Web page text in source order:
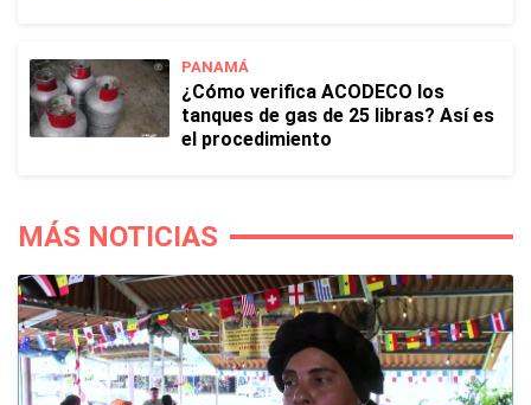
PANAMÁ
¿Cómo verifica ACODECO los
tanques de gas de 25 libras? Así es
el procedimiento
MÁS NOTICIAS